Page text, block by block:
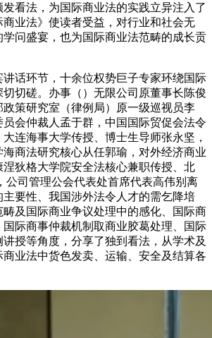
看法，为国际商业法的实践立异注入了
业法》使读者受益，对行业和社会无
问盛宴，也为国际商业法范畴的成长贡
环节，十余位权势巨子专家环绕国际
切磋。办事（）无限公司原董事长陈俊
策研究室（律例局）原一级巡视员李
会仲裁人孟于群，中国国际贸促会法令
连海事大学传授、博士生导师张永坚，
商法研究核心从任郭瑜，对外经济商业
狄格大学院安全法核心兼职传授、北
公司管理公会代表处首席代表高伟别离
要性、我国涉外法令人才的需乞降培
及国际商业争议处理中的感化、国际商
际商事仲裁机制取商业胶葛处理、国际
授等角度，分享了独到看法，从学术及
业法中货色发卖、运输、安全及结算各